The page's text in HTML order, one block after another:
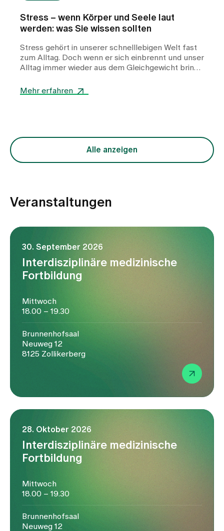
Stress – wenn Körper und Seele laut
werden: was Sie wissen sollten
Stress gehört in unserer schnelllebigen Welt fast
zum Alltag. Doch wenn er sich einbrennt und unser
Alltag immer wieder aus dem Gleichgewicht bringt,
werden. Wir möchten Ihnen mit diesem Beitrag
Mehr erfahren
Alle anzeigen
Veranstaltungen
30. September 2026
Interdisziplinäre medizinische
Fortbildung
Mittwoch
18.00 – 19.30
Brunnenhofsaal
Neuweg 12
8125 Zollikerberg
28. Oktober 2026
Interdisziplinäre medizinische
Fortbildung
Mittwoch
18.00 – 19.30
Brunnenhofsaal
Neuweg 12